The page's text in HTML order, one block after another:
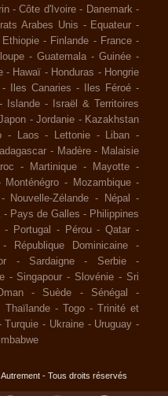
-Côte d'Ivoire - Danemark -
Arabes Unis - Equateur -
Ethiopie - Finlande - France -
- Guatemala - Guinée -
- Hawaï - Honduras - Hongrie
- Iles Canaries - Iles Féroé -
- Islande -
Israël & Territoires
- Jordanie - Kazakhstan
- Laos - Lettonie - Liban -
- Madère - Malaisie
- Martinique - Mayotte -
Monténégro - Mozambique -
- Nouvelle-Zélande - Népal
-
- Pays de Galles - Philippines
- Portugal - Pérou -Qatar -
- République Dominicaine
-
- Sardaigne - Serbie
-
- Singapour - Slovénie - Sri
- Suède - Sénégal
-
Thaïlande - Togo -
Trinité et
Turquie - Ukraine - Uruguay -
- Tous droits réservés